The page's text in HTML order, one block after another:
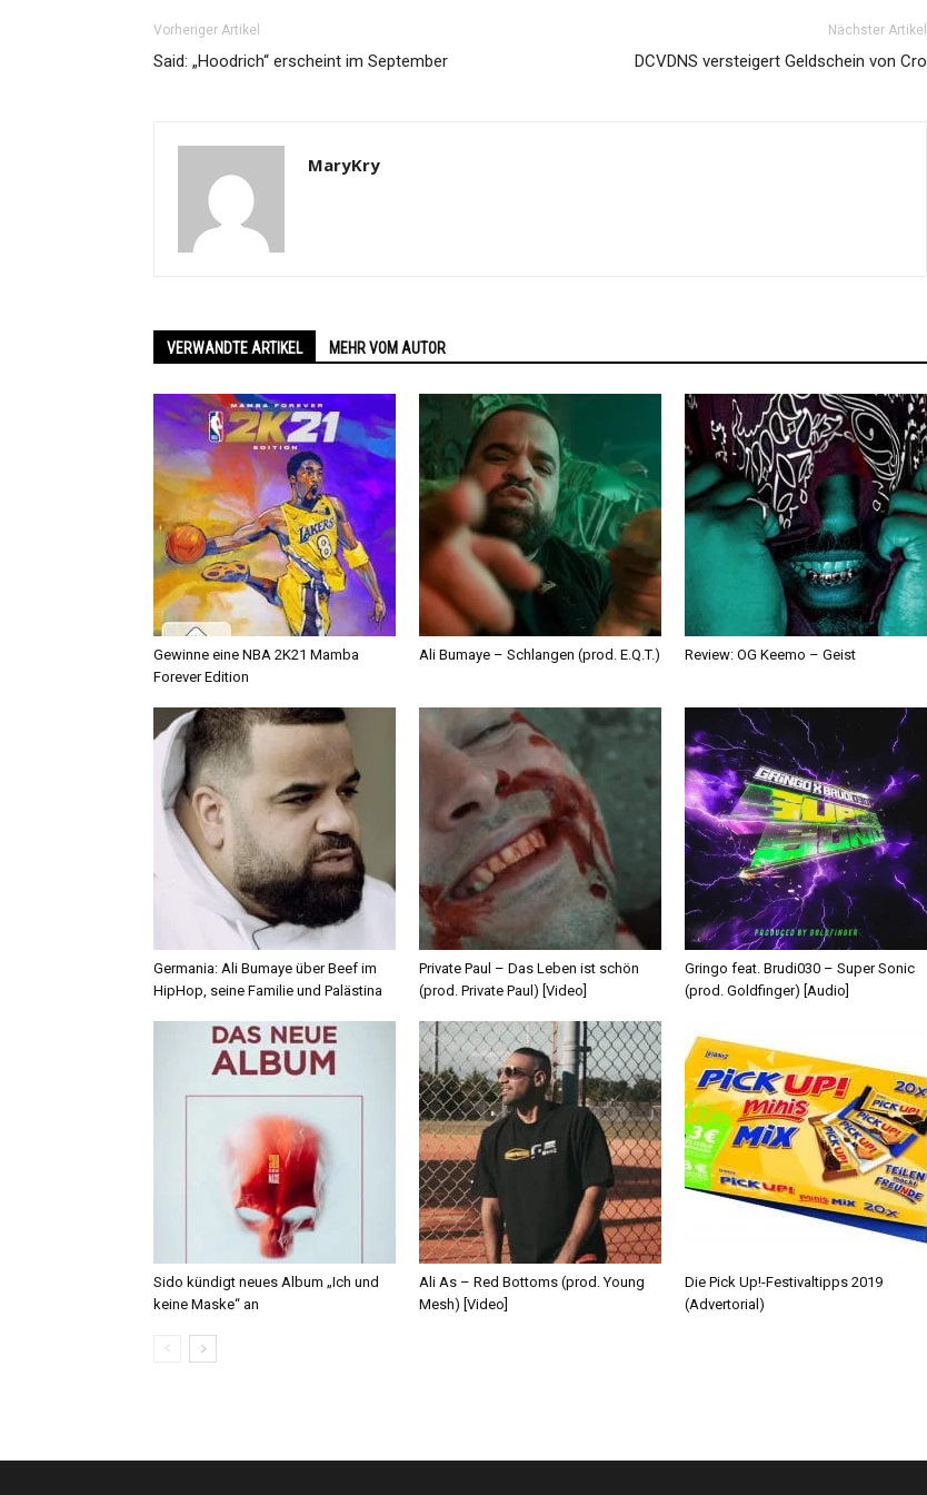
Vorheriger Artikel
Said: „Hoodrich“ erscheint im September
Nächster Artikel
DCVDNS versteigert Geldschein von Cro
MaryKry
VERWANDTE ARTIKEL MEHR VOM AUTOR
Gewinne eine NBA 2K21 Mamba
Forever Edition
Ali Bumaye – Schlangen (prod. E.Q.T.) Review: OG Keemo – Geist
Germania: Ali Bumaye über Beef im
HipHop, seine Familie und Palästina
Private Paul – Das Leben ist schön
(prod. Private Paul) [Video]
Gringo feat. Brudi030 – Super Sonic
(prod. Goldfinger) [Audio]
Sido kündigt neues Album „Ich und
keine Maske“ an
Ali As – Red Bottoms (prod. Young
Mesh) [Video]
Die Pick Up!-Festivaltipps 2019
(Advertorial)